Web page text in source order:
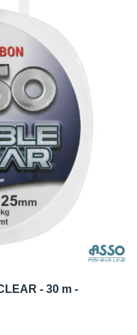
- 30 m -